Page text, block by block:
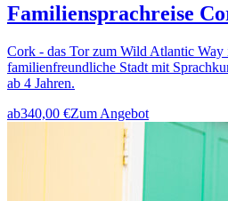
Familiensprachreise
Cork - das Tor zum Wild Atlantic
familienfreundliche Stadt mit
ab 4 Jahren.
ab340,00 €Zum Angebot